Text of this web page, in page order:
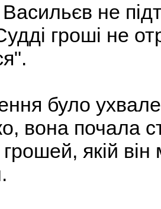
не
гроші не
було
вона почала
якій